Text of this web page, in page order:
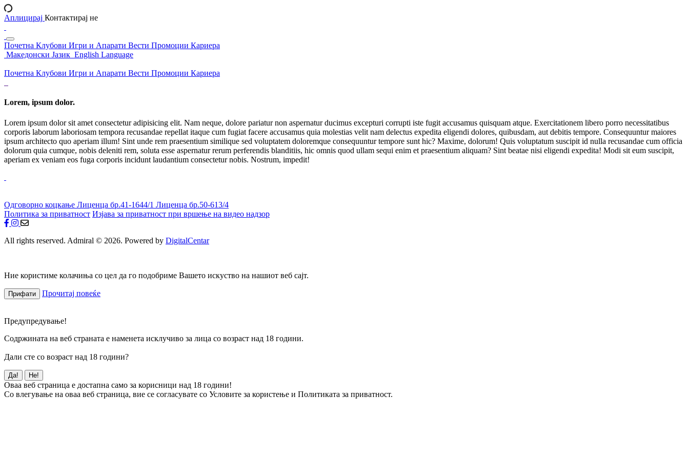
Аплицирај Контактирај не
Почетна Клубови Игри и Апарати Вести Промоции Кариера
Македонски Јазик English Language
Почетна Клубови Игри и Апарати Вести Промоции Кариера
Lorem, ipsum dolor.
Lorem ipsum dolor sit amet consectetur adipisicing elit. Nam neque, dolore pariatur non aspernatur ducimus excepturi corrupti iste fugit accusamus quisquam atque. Exercitationem libero porro necessitatibus
corporis laborum laboriosam tempora recusandae repellat itaque cum fugiat facere accusamus quia molestias velit nam delectus expedita eligendi dolores, quibusdam, aut debitis tempore. Consequuntur maiores
ipsum architecto quo aperiam illum! Sint unde rem praesentium similique sed voluptatem doloremque consequuntur tempore sunt hic? Maxime, dolorum! Quis voluptatum suscipit id nulla recusandae cum officia
dolorum quia cumque, nobis deleniti rem, soluta esse aspernatur rerum perferendis blanditiis, hic omnis quod ullam sequi enim et praesentium aliquam? Sint beatae nisi eligendi expedita! Modi sit eum suscipit,
aperiam ex veniam eos fuga corporis incidunt laudantium consectetur nobis. Nostrum, impedit!
Одговорно коцкање Лиценца бр.41-1644/1 Лиценца бр.50-613/4
Политика за приватност Изјава за приватност при вршење на видео надзор
All rights reserved. Admiral © 2026. Powered by DigitalCentar
Ние користиме колачиња со цел да го подобриме Вашето искуство на нашиот веб сајт.
Прифати Прочитај повеќе
Предупредување!
Содржината на веб страната е наменета исклучиво за лица со возраст над 18 години.
Дали сте со возраст над 18 години?
Да! Не!
Оваа веб страница е достапна само за корисници над 18 години!
Со влегување на оваа веб страница, вие се согласувате со Условите за користење и Политиката за приватност.